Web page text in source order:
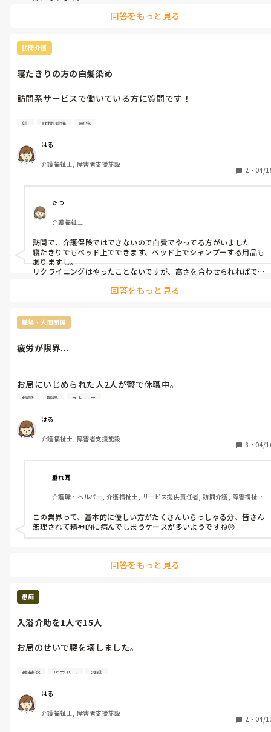
そして、職員が多くいれば残り番の職員が掃除を始めますが、職員数
その他にも、残り番がいたとしても、 利用者の利用時間が6-7時間な
ので、掃除開始時間が遅くなる可能性があれば、終わる時間も遅く
ということで、私の所は、毎日、残業です。
回答をもっと見る
訪問介護
寝たきりの方の白髪染め
訪問系サービスで働いている方に質問です！
在宅介護を受けてる方で、髪を染めたいと言われて実際に出来た
ケースはありますか？
要介護4の母が髪を染めたいと話しているのですが、訪問理美容
が近くで利用できるところが無く、家族で協力して染めてあげよ
うと検討しています。
ベッド上は難しいかと思うのですが、リクライニング車椅子上で
髪を染めることは可能でしょうか？
適した市販のカラー剤はあるでしょうか？
かなり難しいかとは思うのですが、もしそのような事例があれば
教えていただきたいです。
親 訪問看護 居宅
はる
介護福祉士, 障害者支援施設
2 ・ 04/
たつ
介護福祉士
訪問で、介護保険ではできないので自費でやってる方がいました
寝たきりでもベッド上でできます、ベッド上でシャンプーする用品も
ありますし。
リクライニングはやったことないですが、高さを合わせられればで
入浴はどうしてますか？回答をもっと見る
職場・人間関係
疲労が限界...
お局にいじめられた人2人が鬱で休職中。
欠員補充も無く上層部のフォローも無し。いつもの人員-2人が当
お局さんはいても働かないので新人にしわ寄せがくるし、1人に
は無視されるし影で悪口を言われているし、空気も悪い。
私は遠方の母の介護で休みは実家に帰ることが多く、休みがなく
疲労が凄いです...。
る日がほしい。
施設 職員 ストレス
はる
介護福祉士, 障害者支援施設
8 ・ 04/
垂れ耳
介護職・ヘルパー, 介護福祉士, サービス提供責任者, 訪問介護, 障害福祉関
この業界って、基本的に優しい方がたくさんいらっしゃる分、皆さん
無理されて精神的に病んでしまうケースが多いようですね😣
回答をもっと見る
愚痴
入浴介助を1人で15人
お局のせいで腰を壊しました。
私の施設は15人の利用者のお風呂を2人で協力してするんです
そのお局は早番、私は日勤で二人でやる予定でしたが現場が回ら
ないと言って（実際は回っている）1時間遅く来て、来ても1人を
機械浴 パワハラ 退職
はる
介護福祉士, 障害者支援施設
2 ・ 04/